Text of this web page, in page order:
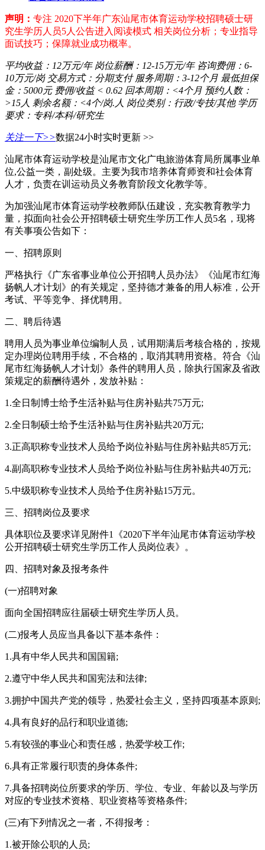
声明： 专注 2020下半年广东汕尾市体育运动学校招聘硕士研
究生学历人员5人公告进入阅读模式 相关岗位分析；专业指导
面试技巧；保障就业成功概率。
平均收益： 12万元/年 岗位薪酬： 12-15万元/年 咨询费佣： 6-
10万元/岗 交易方式： 分期支付 服务周期： 3-12个月 最低担保
金： 5000元 费佣/收益 < 0.62 回本周期： <4个月 预约人数：
>15人 剩余名额： <4个/岗.人 岗位类别： 行政/专技/其他 学历
要求： 专科/本科/研究生
关注一下>>数据24小时实时更新 >>
汕尾市体育运动学校是汕尾市文化广电旅游体育局所属事业单
位,公益一类，副处级。主要为我市培养体育师资和社会体育
人才，负责在训运动员义务教育阶段文化教学等。
为加强汕尾市体育运动学校教师队伍建设，充实教育教学力
量，拟面向社会公开招聘硕士研究生学历工作人员5名，现将
有关事项公告如下：
一、招聘原则
严格执行《广东省事业单位公开招聘人员办法》《汕尾市红海
扬帆人才计划》的有关规定，坚持德才兼备的用人标准，公开
考试、平等竞争、择优聘用。
二、聘后待遇
聘用人员为事业单位编制人员，试用期满后考核合格的，按规
定办理岗位聘用手续，不合格的，取消其聘用资格。符合《汕
尾市红海扬帆人才计划》条件的聘用人员，除执行国家及省政
策规定的薪酬待遇外，发放补贴：
1.全日制博士给予生活补贴与住房补贴共75万元;
2.全日制硕士给予生活补贴与住房补贴共20万元;
3.正高职称专业技术人员给予岗位补贴与住房补贴共85万元;
4.副高职称专业技术人员给予岗位补贴与住房补贴共40万元;
5.中级职称专业技术人员给予住房补贴15万元。
三、招聘岗位及要求
具体职位及要求详见附件1《2020下半年汕尾市体育运动学校
公开招聘硕士研究生学历工作人员岗位表》。
四、招聘对象及报考条件
(一)招聘对象
面向全国招聘应往届硕士研究生学历人员。
(二)报考人员应当具备以下基本条件：
1.具有中华人民共和国国籍;
2.遵守中华人民共和国宪法和法律;
3.拥护中国共产党的领导，热爱社会主义，坚持四项基本原则;
4.具有良好的品行和职业道德;
5.有较强的事业心和责任感，热爱学校工作;
6.具有正常履行职责的身体条件;
7.具备招聘岗位所要求的学历、学位、专业、年龄以及与学历
对应的专业技术资格、职业资格等资格条件;
(三)有下列情况之一者，不得报考：
1.被开除公职的人员;